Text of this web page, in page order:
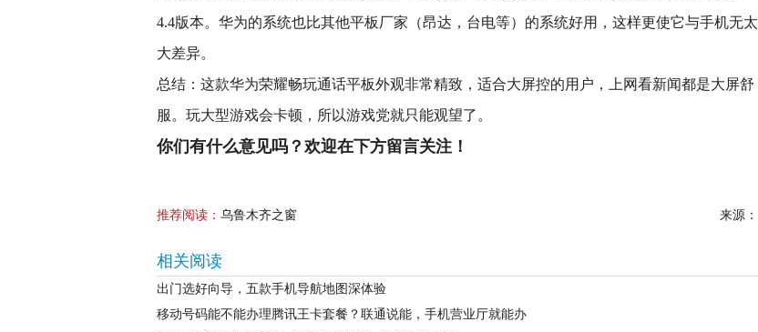
4.4版本。华为的系统也比其他平板厂家（昂达，台电等）的系统好用，这样更使它与手机无太
大差异。
总结：这款华为荣耀畅玩通话平板外观非常精致，适合大屏控的用户，上网看新闻都是大屏舒
服。玩大型游戏会卡顿，所以游戏党就只能观望了。
你们有什么意见吗？欢迎在下方留言关注！
推荐阅读： 乌鲁木齐之窗 来源：
相关阅读
出门选好向导，五款手机导航地图深体验
移动号码能不能办理腾讯王卡套餐？联通说能，手机营业厅就能办